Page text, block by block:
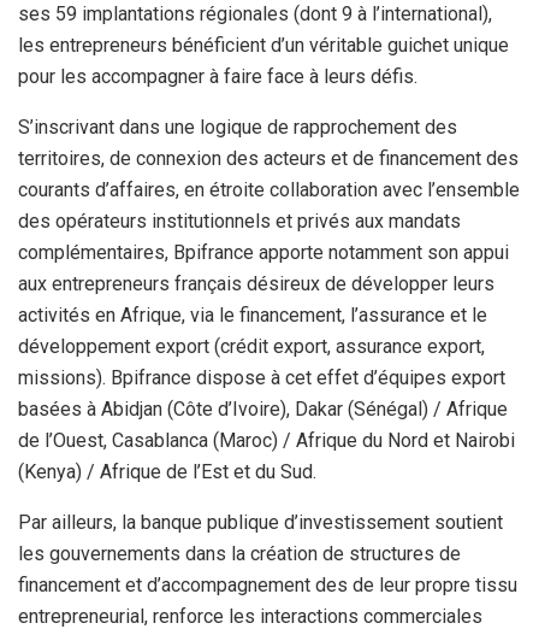
ses 59 implantations régionales (dont 9 à l’international),
les entrepreneurs bénéficient d’un véritable guichet unique
pour les accompagner à faire face à leurs défis.
S’inscrivant dans une logique de rapprochement des
territoires, de connexion des acteurs et de financement des
courants d’affaires, en étroite collaboration avec l’ensemble
des opérateurs institutionnels et privés aux mandats
complémentaires, Bpifrance apporte notamment son appui
aux entrepreneurs français désireux de développer leurs
activités en Afrique, via le financement, l’assurance et le
développement export (crédit export, assurance export,
missions). Bpifrance dispose à cet effet d’équipes export
basées à Abidjan (Côte d’Ivoire), Dakar (Sénégal) / Afrique
de l’Ouest, Casablanca (Maroc) / Afrique du Nord et Nairobi
(Kenya) / Afrique de l’Est et du Sud.
Par ailleurs, la banque publique d’investissement soutient
les gouvernements dans la création de structures de
financement et d’accompagnement des de leur propre tissu
entrepreneurial, renforce les interactions commerciales